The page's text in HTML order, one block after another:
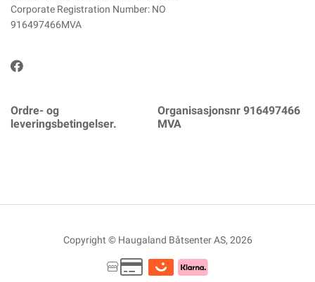
Corporate Registration Number: NO
916497466MVA
Ordre- og
leveringsbetingelser.
Organisasjonsnr 916497466
MVA
Copyright © Haugaland Båtsenter AS, 2026